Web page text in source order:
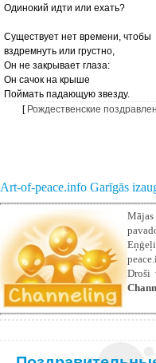
Одинокий идти или ехать?
Существует нет времени, чтобы
вздремнуть или грустно,
Он не закрывает глаза:
Он сачок на крыше
Поймать падающую звезду.
[ Рождественские
Art-of-peace.info Garīgās
Droši